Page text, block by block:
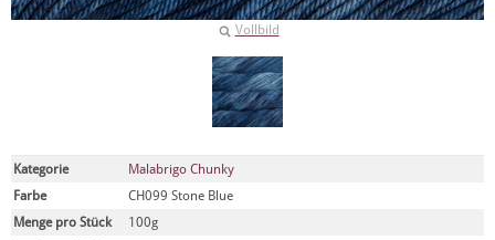
Vollbild
Kategorie
Malabrigo Chunky
Farbe
CH099 Stone Blue
Menge pro Stück
100g